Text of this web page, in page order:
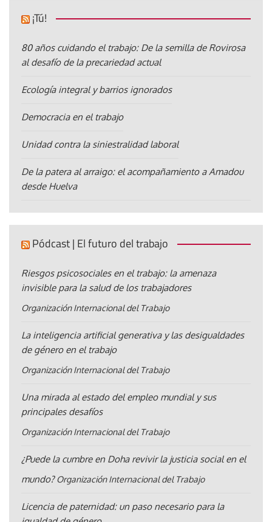
¡Tú!
80 años cuidando el trabajo: De la semilla de Rovirosa
al desafío de la precariedad actual
Ecología integral y barrios ignorados
Democracia en el trabajo
Unidad contra la siniestralidad laboral
De la patera al arraigo: el acompañamiento a Amadou
desde Huelva
Pódcast | El futuro del trabajo
Riesgos psicosociales en el trabajo: la amenaza
invisible para la salud de los trabajadores
Organización Internacional del Trabajo
La inteligencia artificial generativa y las desigualdades
de género en el trabajo
Organización Internacional del Trabajo
Una mirada al estado del empleo mundial y sus
principales desafíos
Organización Internacional del Trabajo
¿Puede la cumbre en Doha revivir la justicia social en el
mundo? Organización Internacional del Trabajo
Licencia de paternidad: un paso necesario para la